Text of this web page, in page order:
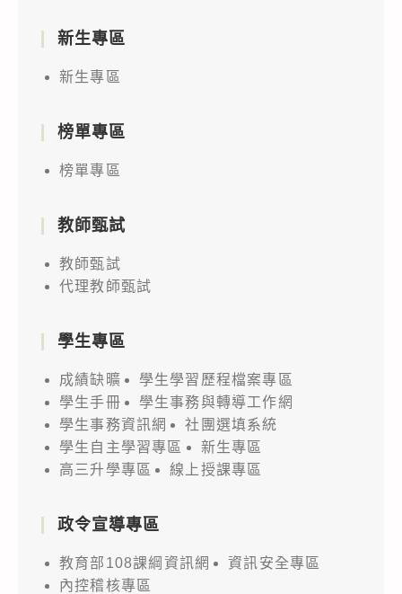
新生專區
新生專區
榜單專區
榜單專區
教師甄試
教師甄試
代理教師甄試
學生專區
成績缺曠
學生學習歷程檔案專區
學生手冊
學生事務與轉導工作網
學生事務資訊網
社團選填系統
學生自主學習專區
新生專區
高三升學專區
線上授課專區
政令宣導專區
教育部108課綱資訊網
資訊安全專區
內控稽核專區